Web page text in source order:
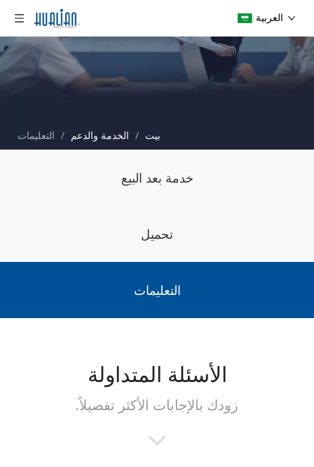
العربية
بيت / الخدمة والدعم / التعليمات
خدمة بعد البيع
تحميل
التعليمات
الأسئلة المتداولة
زودك بالإجابات الأكثر تفصيلاً.